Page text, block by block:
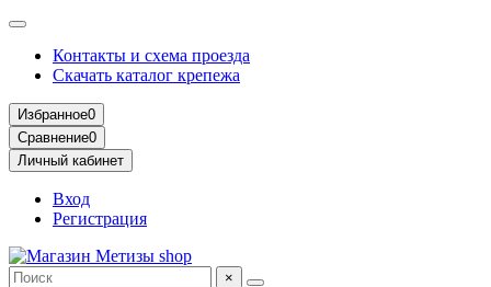
Контакты и схема проезда
Скачать каталог крепежа
Избранное0
Сравнение0
Личный кабинет
Вход
Регистрация
×